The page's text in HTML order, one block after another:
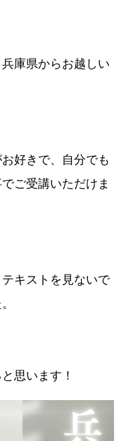
庫県からお越しい
好きで、自分でも
ご受講いただけま
キストを見ないで
思います！